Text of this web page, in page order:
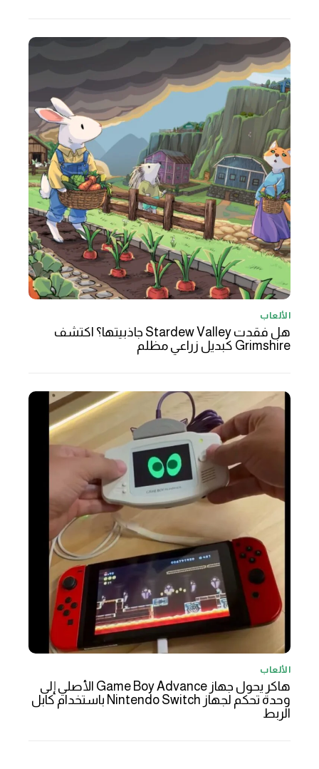
الألعاب
هل فقدت Stardew Valley جاذبيتها؟ اكتشف
Grimshire كبديل زراعي مظلم
الألعاب
هاكر يحول جهاز Game Boy Advance الأصلي إلى
وحدة تحكم لجهاز Nintendo Switch باستخدام كابل
الربط